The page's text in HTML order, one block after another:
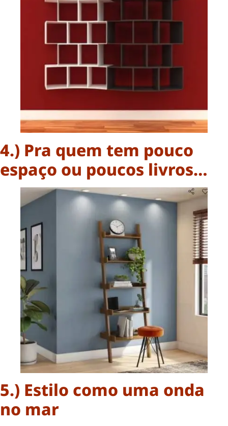
4.) Pra quem tem pouco
espaço ou poucos livros…
5.) Estilo como uma onda
no mar